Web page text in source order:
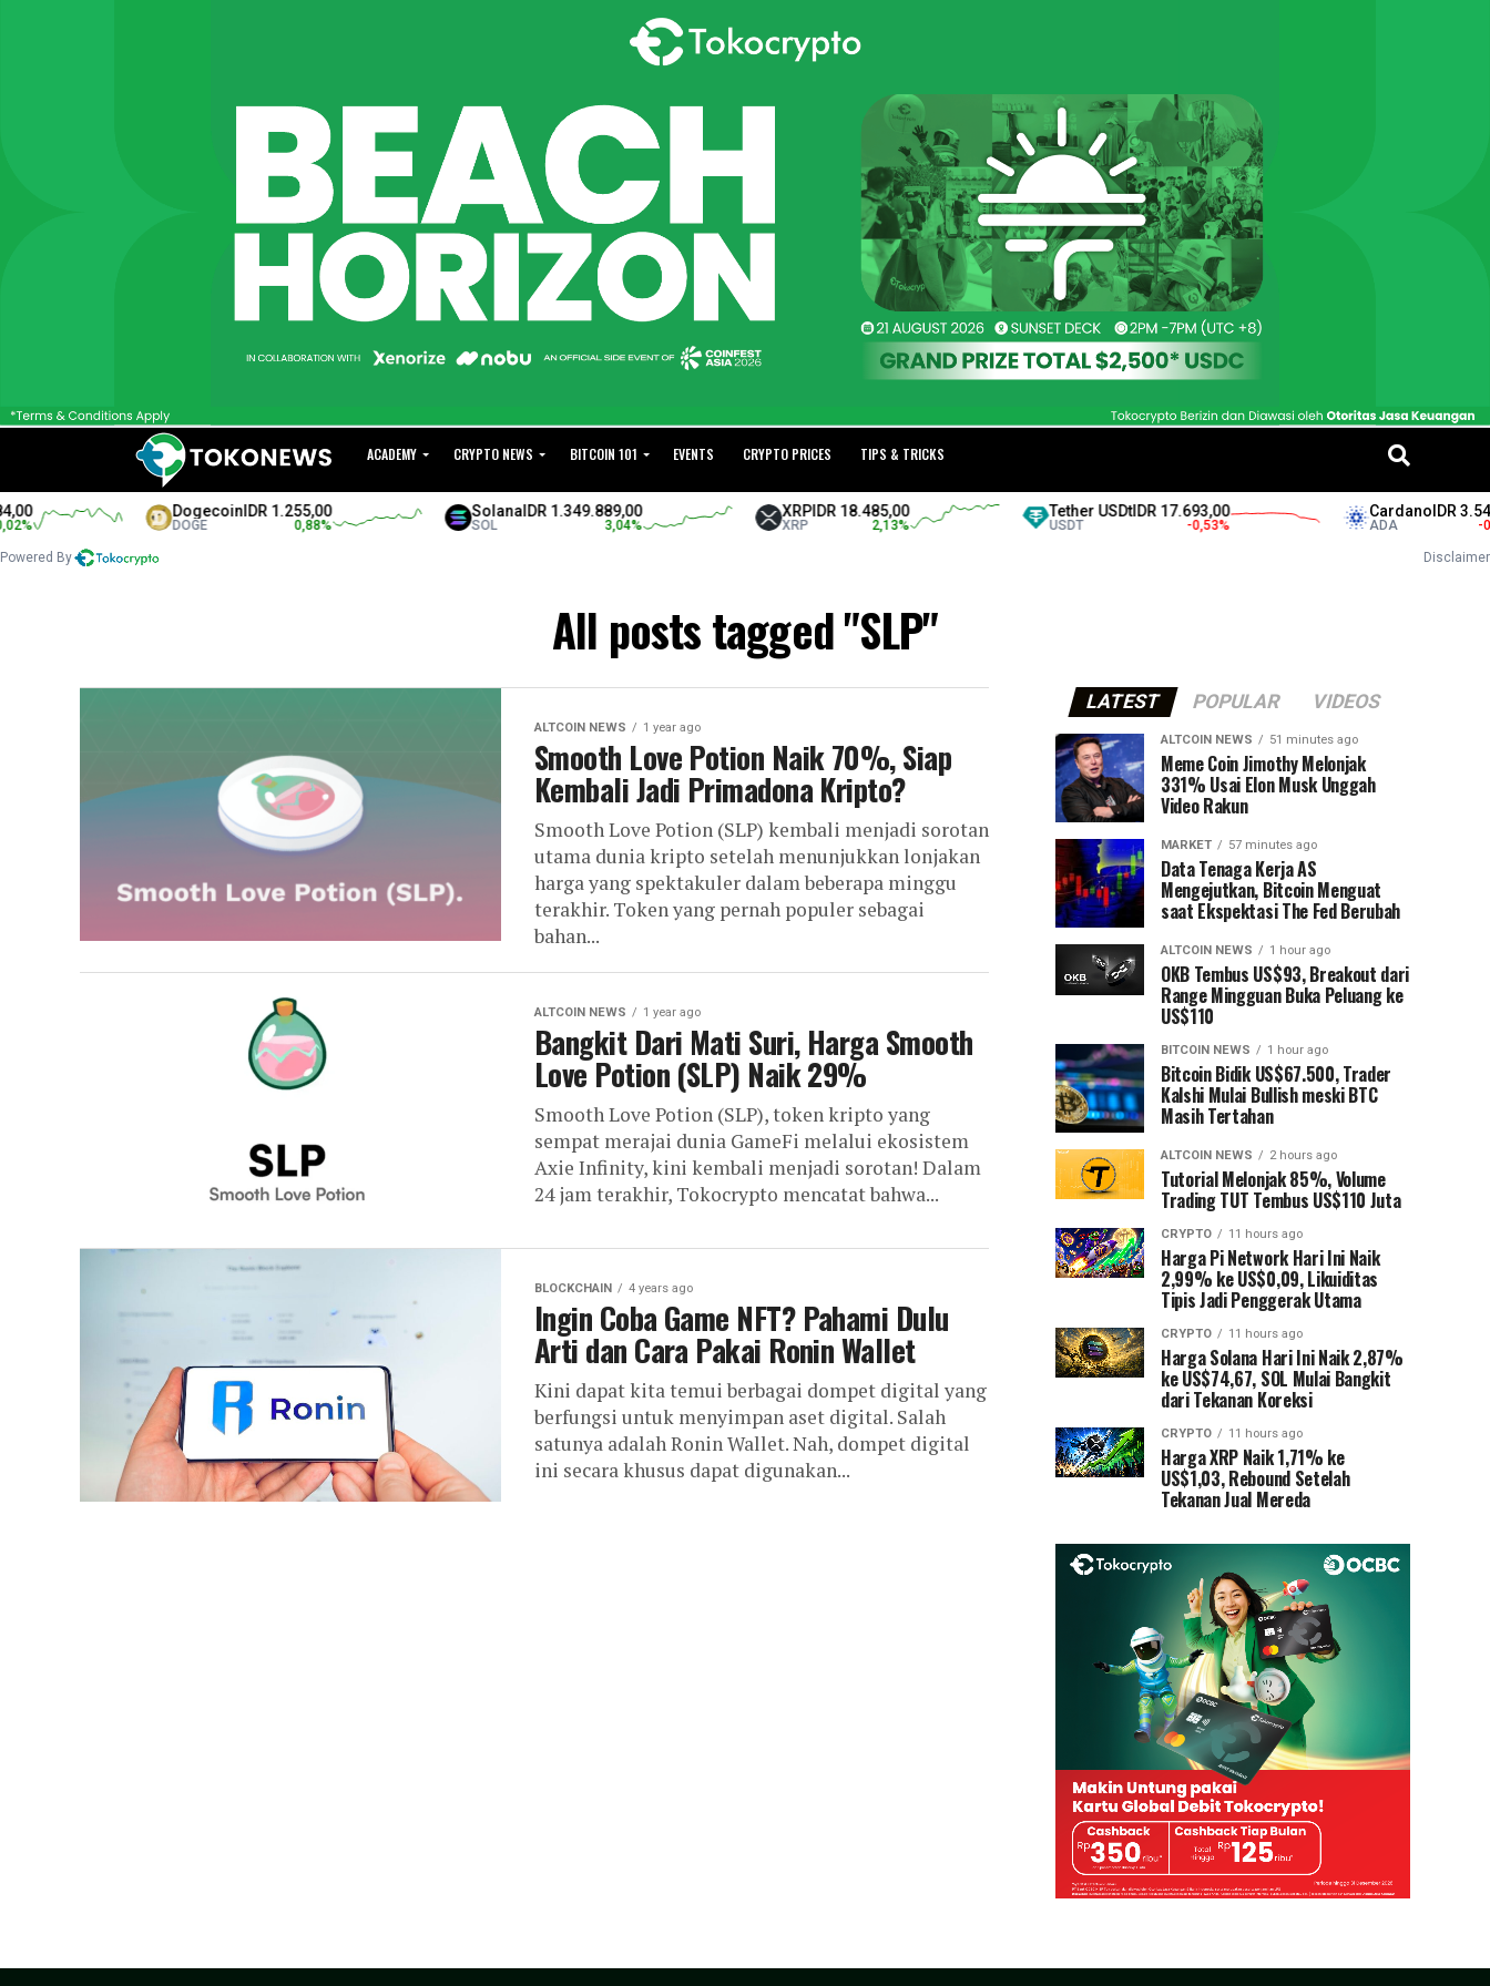
ACADEMY CRYPTO NEWS BITCOIN 101 EVENTS CRYPTO PRICES TIPS & TRICKS
DogecoinIDR 1.255,00
DOGE %
Solana IDR 1.349.889,00
SOL %
XRPIDR 18.485,00
XRP %
Tether USDtIDR 17.693,00
USDT -0,53%
CardanoIDR
ADA -0,45
Powered By Disclaimer
All posts tagged "SLP"
ALTCOIN NEWS 1 year ago
Smooth Love Potion Naik 70%, Siap
Kembali Jadi Primadona Kripto?
Smooth Love Potion (SLP) kembali menjadi sorotan
utama dunia kripto setelah menunjukkan lonjakan
harga yang spektakuler dalam beberapa minggu
terakhir. Token yang pernah populer sebagai
bahan...
ALTCOIN NEWS 1 year ago
Bangkit Dari Mati Suri, Harga Smooth
Love Potion (SLP) Naik 29%
Smooth Love Potion (SLP), token kripto yang
sempat merajai dunia GameFi melalui ekosistem
Axie Infinity, kini kembali menjadi sorotan! Dalam
24 jam terakhir, Tokocrypto mencatat bahwa...
BLOCKCHAIN 4 years ago
Ingin Coba Game NFT? Pahami Dulu
Arti dan Cara Pakai Ronin Wallet
Kini dapat kita temui berbagai dompet digital yang
berfungsi untuk menyimpan aset digital. Salah
satunya adalah Ronin Wallet. Nah, dompet digital
ini secara khusus dapat digunakan...
LATEST POPULAR VIDEOS
ALTCOIN NEWS 51 minutes ago
Meme Coin Jimothy Melonjak
331% Usai Elon Musk Unggah
Video Rakun
MARKET 57 minutes ago
Data Tenaga Kerja AS
Mengejutkan, Bitcoin Menguat
saat Ekspektasi The Fed Berubah
ALTCOIN NEWS 1 hour ago
OKB Tembus US$93, Breakout dari
Range Mingguan Buka Peluang ke
US$110
BITCOIN NEWS 1 hour ago
Bitcoin Bidik US$67.500, Trader
Kalshi Mulai Bullish meski BTC
Masih Tertahan
ALTCOIN NEWS 2 hours ago
Tutorial Melonjak 85%, Volume
Trading TUT Tembus US$110 Juta
CRYPTO 11 hours ago
Harga Pi Network Hari Ini Naik
2,99% ke US$0,09, Likuiditas
Tipis Jadi Penggerak Utama
CRYPTO 11 hours ago
Harga Solana Hari Ini Naik 2,87%
ke US$74,67, SOL Mulai Bangkit
dari Tekanan Koreksi
CRYPTO 11 hours ago
Harga XRP Naik 1,71% ke
US$1,03, Rebound Setelah
Tekanan Jual Mereda